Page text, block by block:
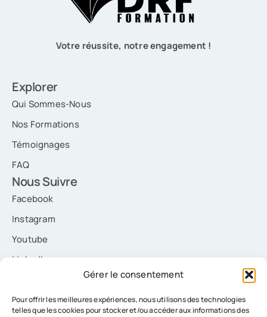
Gérer le consentement
Pour offrir les meilleures expériences, nous utilisons des technologies
telles que les cookies pour stocker et/ou accéder aux informations des
Votre réussite, notre engagement !
Explorer
Qui Sommes-Nous
Nos Formations
Témoignages
FAQ
Nous Suivre
Facebook
Instagram
Youtube
LinkedIn
Nous Contacter
contact@drf-formation.com